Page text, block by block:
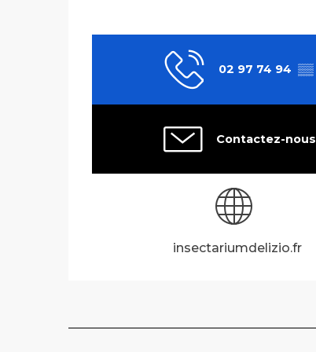
02 97 74 94 ▒▒
Contactez-nous
insectariumdelizio.fr